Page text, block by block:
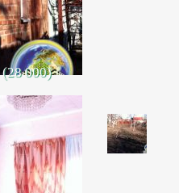
(28 000)